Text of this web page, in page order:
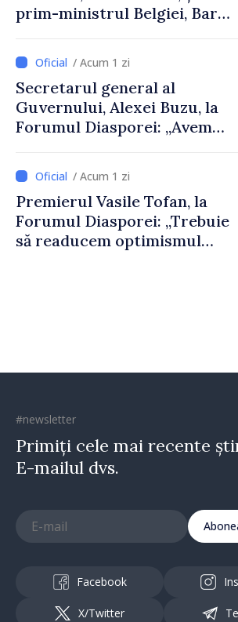
prim-ministrul Belgiei, Bart
despre parcursul european
al Republicii Moldova.
/ Acum 1 zi
Secretarul general al
Guvernului, Alexei Buzu, la
Forumul Diasporei: „Avem
dumneavoastră pentru a
construi comunități mai
puternice”
/ Acum 1 zi
Premierul Vasile Tofan, la
Forumul Diasporei: „Trebuie
să readucem optimismul
#newsletter
Primiți cele mai recente
E-mailul dvs.
Facebook
X/Twitter